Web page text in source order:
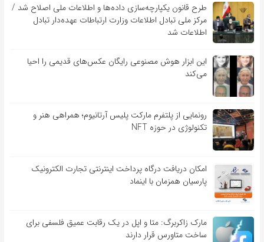
طرح قانون یکپارچه‌سازی داده‌ها و اطلاعات ملی اصلاح شد /
مرکز ملی تبادل اطلاعات وزارت ارتباطات عهده‌دار تبادل
اطلاعات شد
این ابزار هوش مصنوعی رایگان عکس‌های قدیمی را احیا
می‌کند
رونمایی از پلتفرم مارکت پلیس آرتانیوم؛ همراهی هنر و
تکنولوژی در حوزه NFT
امکان دریافت درگاه پرداخت اینترنتی تجارت الکترونیک
پارسیان همزمان با اینماد
مارک زاکربرگ: متا و اپل در یک رقابت عمیق فلسفی برای
ساخت متاورس قرار دارند